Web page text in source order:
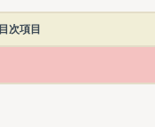
目次項目